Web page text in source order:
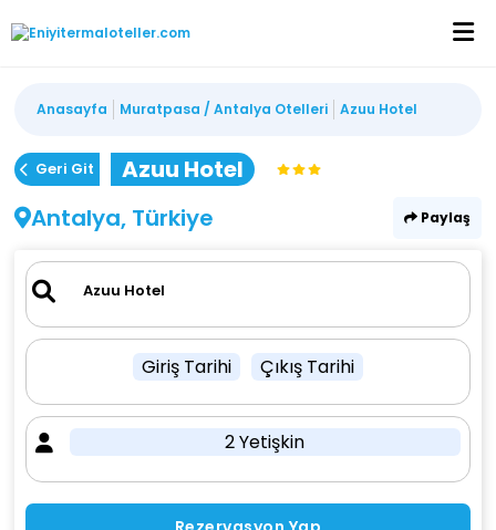
Anasayfa Muratpasa / Antalya Otelleri Azuu Hotel
Geri Git
Azuu Hotel
Antalya, Türkiye
Paylaş
Giriş Tarihi Çıkış Tarihi
2 Yetişkin